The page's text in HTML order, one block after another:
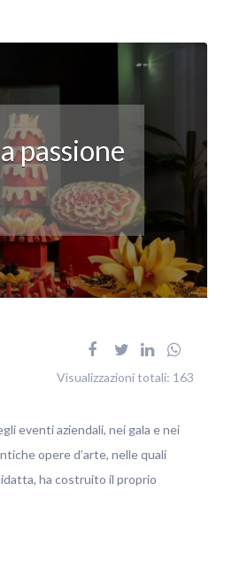
passione
Visualizzazioni totali: 163
eventi aziendali, nei gala e nei
opere d’arte, nelle quali
ha costruito il proprio